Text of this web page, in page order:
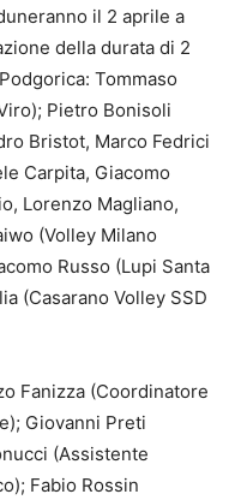
il 2 aprile a
della durata di 2
Tommaso
Pietro Bonisoli
Bristot, Marco Fedrici
Carpita, Giacomo
Lorenzo Magliano,
(Volley Milano
Russo (Lupi Santa
(Casarano Volley SSD
Fanizza (Coordinatore
Giovanni Preti
(Assistente
Fabio Rossin